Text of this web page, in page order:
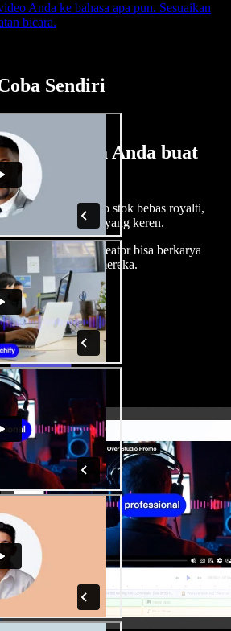
Anda ke bahasa apa pun. Sesuaikan
bicara.
Sendiri
yang bisa Anda buat
Studio.
audio, video stok bebas royalti,
audio-video yang keren.
dari browser—kreator bisa berkarya
ide kreatif mereka.